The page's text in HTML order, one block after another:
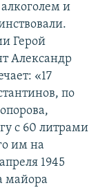
и
Герой
Александр
«17
по
с 60 литрами
им на
1945
майора